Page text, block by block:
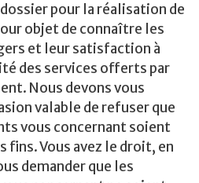
pour la réalisation de
objet de connaître les
et leur satisfaction à
des services offerts par
Nous devons vous
valable de refuser que
vous concernant soient
fins. Vous avez le droit, en
demander que les